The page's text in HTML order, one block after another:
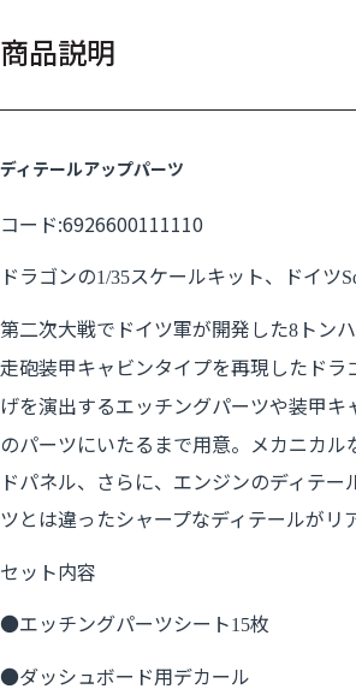
商品説明
ディテールアップパーツ
コード:6926600111110
ドラゴンの1/35スケールキット、ドイツ
第二次大戦でドイツ軍が開発した8 トン
走砲装甲キャビンタイプを再現したド
げを演出するエッチングパーツや装甲キ
のパーツにいたるまで用意。メカニカ
ドパネル、さらに、エンジンのディテ
ツとは違ったシャープなディテールがリ
セット内容
●エッチングパーツシート15枚
●ダッシュボード用デカール